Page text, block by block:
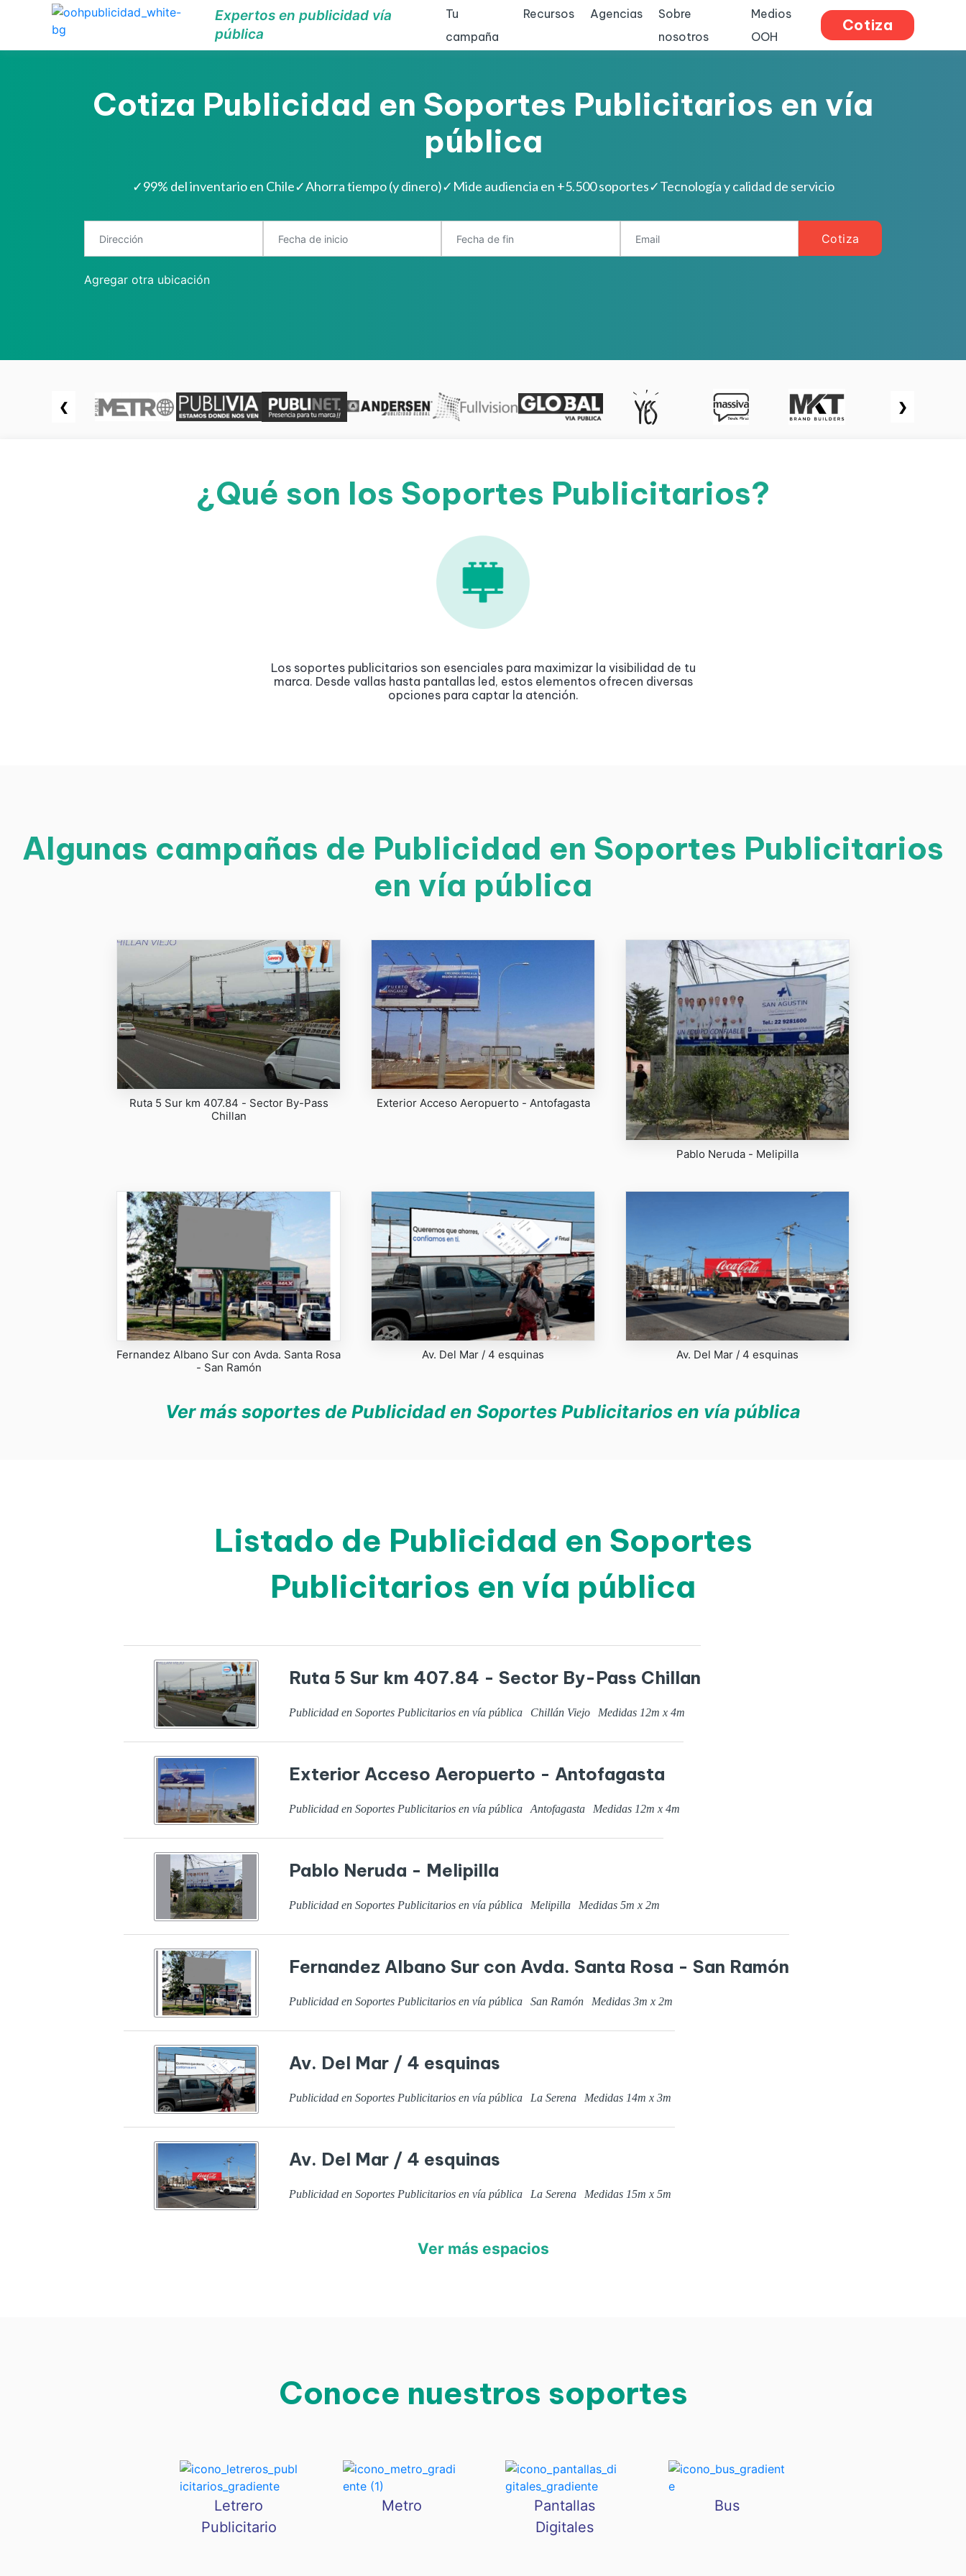
Expertos en publicidad vía
pública
Tu
campaña
Recursos Agencias
Sobre
nosotros
Medios
OOH
Cotiza
Cotiza Publicidad en Soportes Publicitarios en vía
pública
✓99% del inventario en Chile✓Ahorra tiempo (y dinero)✓ Mide audiencia en +5.500 soportes✓Tecnología y calidad de servicio
Cotiza
Agregar otra ubicación
❮ ❯
¿Qué son los Soportes Publicitarios?
Los soportes publicitarios son esenciales para maximizar la visibilidad de tu
marca. Desde vallas hasta pantallas led, estos elementos ofrecen diversas
opciones para captar la atención.
Algunas campañas de Publicidad en Soportes Publicitarios
en vía pública
Ruta 5 Sur km 407.84 - Sector By-Pass
Chillan
Exterior Acceso Aeropuerto - Antofagasta
Pablo Neruda - Melipilla
Fernandez Albano Sur con Avda. Santa Rosa
- San Ramón
Av. Del Mar / 4 esquinas Av. Del Mar / 4 esquinas
Ver más soportes de Publicidad en Soportes Publicitarios en vía pública
Listado de Publicidad en Soportes
Publicitarios en vía pública
Ruta 5 Sur km 407.84 - Sector By-Pass Chillan
Publicidad en Soportes Publicitarios en vía pública Chillán Viejo Medidas 12m x 4m
Exterior Acceso Aeropuerto - Antofagasta
Publicidad en Soportes Publicitarios en vía pública Antofagasta Medidas 12m x 4m
Pablo Neruda - Melipilla
Publicidad en Soportes Publicitarios en vía pública Melipilla Medidas 5m x 2m
Fernandez Albano Sur con Avda. Santa Rosa - San Ramón
Publicidad en Soportes Publicitarios en vía pública San Ramón Medidas 3m x 2m
Av. Del Mar / 4 esquinas
Publicidad en Soportes Publicitarios en vía pública La Serena Medidas 14m x 3m
Av. Del Mar / 4 esquinas
Publicidad en Soportes Publicitarios en vía pública La Serena Medidas 15m x 5m
Ver más espacios
Conoce nuestros soportes
Letrero
Publicitario
Metro
Pantallas
Digitales
Bus